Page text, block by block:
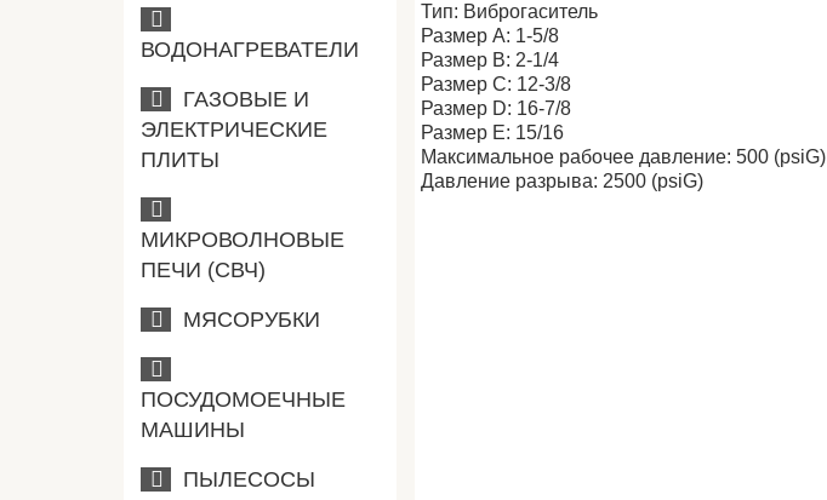
ВОДОНАГРЕВАТЕЛИ
ГАЗОВЫЕ И
ЭЛЕКТРИЧЕСКИЕ
ПЛИТЫ
МИКРОВОЛНОВЫЕ
ПЕЧИ (СВЧ)
МЯСОРУБКИ
ПОСУДОМОЕЧНЫЕ
МАШИНЫ
ПЫЛЕСОСЫ
Тип: Виброгаситель
Размер A: 1-5/8
Размер B: 2-1/4
Размер C: 12-3/8
Размер D: 16-7/8
Размер E: 15/16
Максимальное рабочее давление: 500 (psiG)
Давление разрыва: 2500 (psiG)